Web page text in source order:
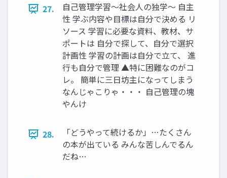
27.
自己管理学習～社会人の独学～ 自主
性 学ぶ内容や目標は自分で決める リ
ソース 学習に必要な資料、教材、サ
ポートは 自分で探して、自分で選択
計画性 学習の計画は自分で立て、 進
行も自分で管理 ▲特に困難なのがコ
レ。 簡単に三日坊主になってしまう
なんじゃこりゃ・・・ 自己管理の塊
やんけ
28.
「どうやって続けるか」…たくさん
の本が出ている みんな苦しんでるん
だね…